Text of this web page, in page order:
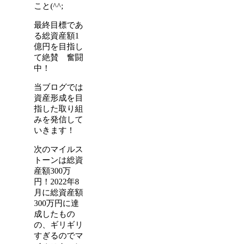
こと(^^;
最終目標であ
る総資産額1
億円を目指し
て絶賛 奮闘
中！
当ブログでは
資産形成を目
指した取り組
みを発信して
いきます！
次のマイルス
トーンは総資
産額300万
円！2022年8
月に総資産額
300万円に達
成したもの
の、ギリギリ
すぎるのでマ